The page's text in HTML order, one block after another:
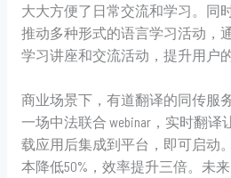
大大方便了日常交流和学习。同
推动多种形式的语言学习活动，
学习讲座和交流活动，提升用户
商业场景下，有道翻译的同传服
一场中法联合 webinar，实时翻
载应用后集成到平台，即可启动
本降低50%，效率提升三倍。未